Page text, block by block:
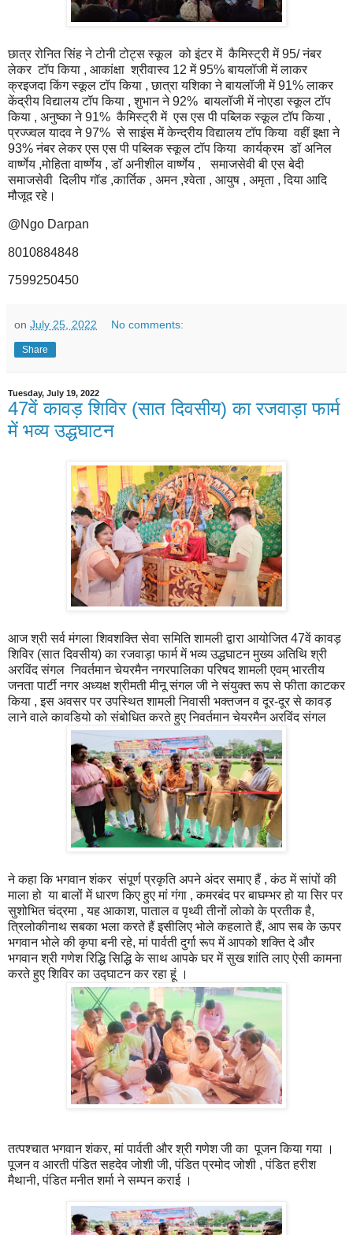
छात्र रोनित सिंह ने टोनी टोट्स स्कूल को इंटर में कैमिस्ट्री में 95/ नंबर
लेकर टॉप किया , आकांक्षा श्रीवास्व 12 में 95% बायलॉजी में लाकर
क्रइजदा किंग स्कूल टॉप किया , छात्रा यशिका ने बायलॉजी में 91% लाकर
केंद्रीय विद्यालय टॉप किया , शुभान ने 92% बायलॉजी में नोएडा स्कूल टॉप
किया , अनुष्का ने 91% कैमिस्ट्री में एस एस पी पब्लिक स्कूल टॉप किया ,
प्रज्ज्वल यादव ने 97% से साइंस में केन्द्रीय विद्यालय टॉप किया वहीं इक्षा ने
93% नंबर लेकर एस एस पी पब्लिक स्कूल टॉप किया कार्यक्रम डॉ अनिल
वार्ष्णेय ,मोहिता वार्ष्णेय , डॉ अनीशील वार्ष्णेय , समाजसेवी बी एस बेदी
समाजसेवी दिलीप गॉड ,कार्तिक , अमन ,श्वेता , आयुष , अमृता , दिया आदि
मौजूद रहे।
@Ngo Darpan
8010884848
7599250450
on July 25, 2022 No comments:
Share
Tuesday, July 19, 2022
47वें कावड़ शिविर (सात दिवसीय) का रजवाड़ा फार्म
में भव्य उद्धघाटन
आज श्री सर्व मंगला शिवशक्ति सेवा समिति शामली द्वारा आयोजित 47वें कावड़
शिविर (सात दिवसीय) का रजवाड़ा फार्म में भव्य उद्धघाटन मुख्य अतिथि श्री
अरविंद संगल निवर्तमान चेयरमैन नगरपालिका परिषद शामली एवम् भारतीय
जनता पार्टी नगर अध्यक्ष श्रीमती मीनू संगल जी ने संयुक्त रूप से फीता काटकर
किया , इस अवसर पर उपस्थित शामली निवासी भक्तजन व दूर-दूर से कावड़
लाने वाले कावडियो को संबोधित करते हुए निवर्तमान चेयरमैन अरविंद संगल
ने कहा कि भगवान शंकर संपूर्ण प्रकृति अपने अंदर समाए हैं , कंठ में सांपों की
माला हो या बालों में धारण किए हुए मां गंगा , कमरबंद पर बाघम्भर हो या सिर पर
सुशोभित चंद्रमा , यह आकाश, पाताल व पृथ्वी तीनों लोको के प्रतीक है,
त्रिलोकीनाथ सबका भला करते हैं इसीलिए भोले कहलाते हैं, आप सब के ऊपर
भगवान भोले की कृपा बनी रहे, मां पार्वती दुर्गा रूप में आपको शक्ति दे और
भगवान श्री गणेश रिद्धि सिद्धि के साथ आपके घर में सुख शांति लाए ऐसी कामना
करते हुए शिविर का उद्घाटन कर रहा हूं ।
तत्पश्चात भगवान शंकर, मां पार्वती और श्री गणेश जी का पूजन किया गया ।
पूजन व आरती पंडित सहदेव जोशी जी, पंडित प्रमोद जोशी , पंडित हरीश
मैथानी, पंडित मनीत शर्मा ने सम्पन कराई ।